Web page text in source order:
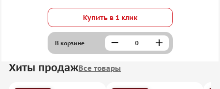
Купить в 1 клик
В корзине
Хиты продажВсе товары